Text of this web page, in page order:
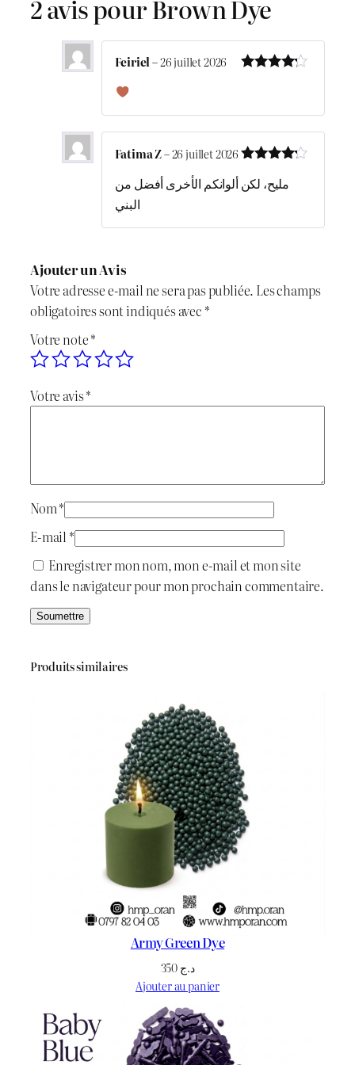
2 avis pourBrown Dye
Feiriel–26 juillet 2026
sur 5
Fatima Z–26 juillet 2026
مليح، لكن ألوانكم الأخرى أفضل من
البني
Ajouter un Avis
Votre adresse e-mail ne sera pas publiée. Les champs
obligatoires sont indiqués avec *
Votre note*
Votre avis*
Nom*
E-mail *
Enregistrer mon nom, mon e-mail et mon site
dans le navigateur pour mon prochain commentaire.
Produits similaires
Army Green Dye
د.ج
Ajouter au panier